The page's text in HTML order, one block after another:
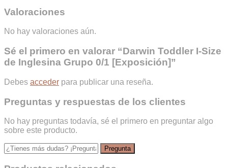
Valoraciones
No hay valoraciones aún.
Sé el primero en valorar “Darwin Toddler I-Size
de Inglesina Grupo 0/1 [Exposición]”
Debes acceder para publicar una reseña.
Preguntas y respuestas de los clientes
No hay preguntas todavía, sé el primero en preguntar algo
sobre este producto.